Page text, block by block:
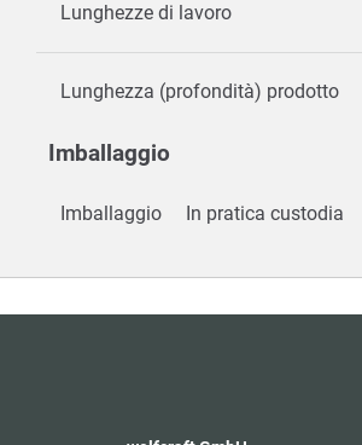
Lunghezze di lavoro
Lunghezza (profondità) prodotto
Imballaggio
Imballaggio In pratica custodia